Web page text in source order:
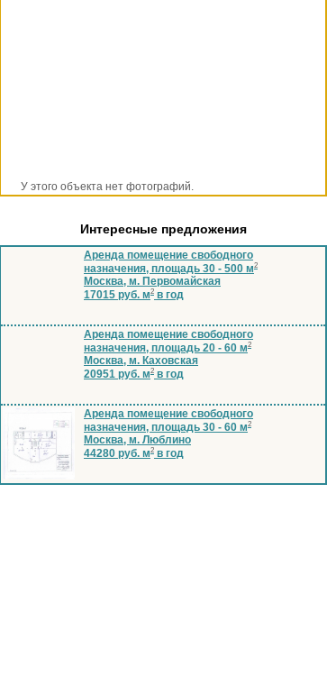
У этого объекта нет фотографий.
Интересные предложения
Аренда помещение свободного
назначения, площадь 30 - 500 м2
Москва, м. Первомайская
17015 руб. м2 в год
Аренда помещение свободного
назначения, площадь 20 - 60 м2
Москва, м. Каховская
20951 руб. м2 в год
Аренда помещение свободного
назначения, площадь 30 - 60 м2
Москва, м. Люблино
44280 руб. м2 в год